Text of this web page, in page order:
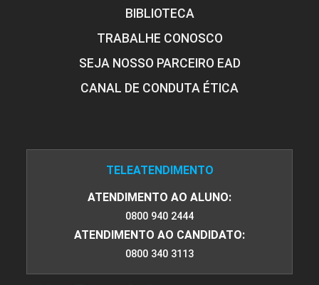
BIBLIOTECA
TRABALHE CONOSCO
SEJA NOSSO PARCEIRO EAD
CANAL DE CONDUTA ÉTICA
TELEATENDIMENTO
ATENDIMENTO AO ALUNO:
0800 940 2444
ATENDIMENTO AO CANDIDATO:
0800 340 3113